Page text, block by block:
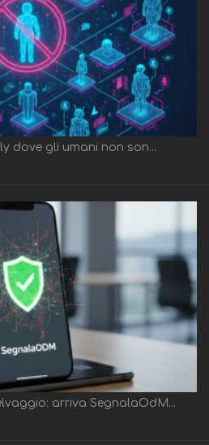
dove gli umani non son...
arriva SegnalaOdM...